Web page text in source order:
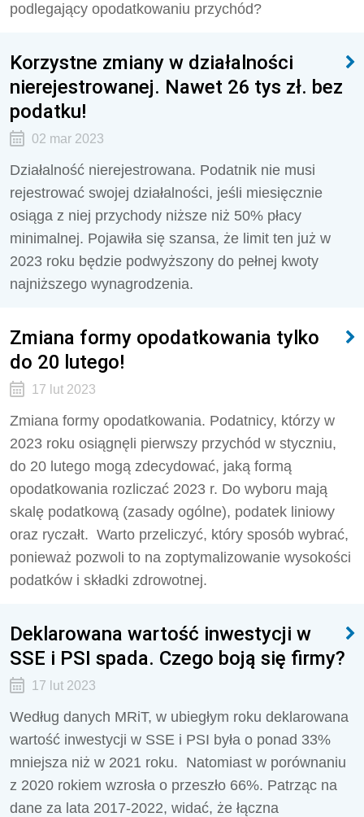
podlegający opodatkowaniu przychód?
Korzystne zmiany w działalności
nierejestrowanej. Nawet 26 tys zł. bez
podatku!
02 mar 2023
Działalność nierejestrowana. Podatnik nie musi
rejestrować swojej działalności, jeśli miesięcznie
osiąga z niej przychody niższe niż 50% płacy
minimalnej. Pojawiła się szansa, że limit ten już w
2023 roku będzie podwyższony do pełnej kwoty
najniższego wynagrodzenia.
Zmiana formy opodatkowania tylko
do 20 lutego!
17 lut 2023
Zmiana formy opodatkowania. Podatnicy, którzy w
2023 roku osiągnęli pierwszy przychód w styczniu,
do 20 lutego mogą zdecydować, jaką formą
opodatkowania rozliczać 2023 r. Do wyboru mają
skalę podatkową (zasady ogólne), podatek liniowy
oraz ryczałt. Warto przeliczyć, który sposób wybrać,
ponieważ pozwoli to na zoptymalizowanie wysokości
podatków i składki zdrowotnej.
Deklarowana wartość inwestycji w
SSE i PSI spada. Czego boją się firmy?
17 lut 2023
Według danych MRiT, w ubiegłym roku deklarowana
wartość inwestycji w SSE i PSI była o ponad 33%
mniejsza niż w 2021 roku. Natomiast w porównaniu
z 2020 rokiem wzrosła o przeszło 66%. Patrząc na
dane za lata 2017-2022, widać, że łączna